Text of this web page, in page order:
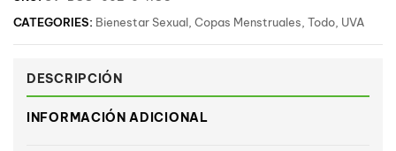
CATEGORIES: Bienestar Sexual Copas Menstruales Todo UVA
DESCRIPCIÓN
INFORMACIÓN ADICIONAL